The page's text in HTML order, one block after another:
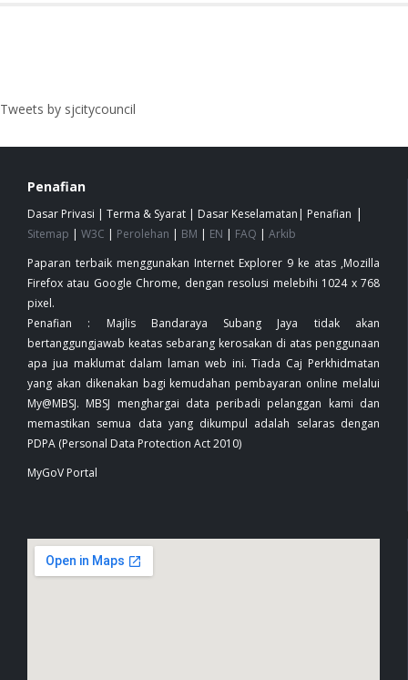
Tweets by sjcitycouncil
Penafian
Dasar Privasi Terma & Syarat Dasar Keselamatan Penafian |
Sitemap W3C Perolehan BM EN FAQ
Arkib
Paparan terbaik menggunakan Internet Explorer 9 ke atas ,Mozilla
Firefox atau Google Chrome, dengan resolusi melebihi 1024 x 768
pixel.
Penafian : Majlis Bandaraya Subang Jaya tidak akan
bertanggungjawab keatas sebarang kerosakan di atas penggunaan
apa jua maklumat dalam laman web ini. Tiada Caj Perkhidmatan
yang akan dikenakan bagi kemudahan pembayaran online melalui
My@MBSJ. MBSJ menghargai data peribadi pelanggan kami dan
memastikan semua data yang dikumpul adalah selaras dengan
PDPA (Personal Data Protection Act 2010)
MyGoV Portal